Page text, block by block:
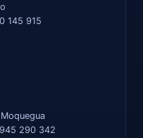
145 915
290 342